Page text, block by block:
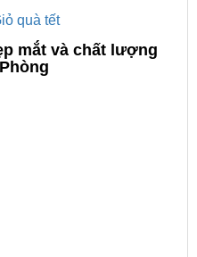
quà tết
mắt và chất lượng